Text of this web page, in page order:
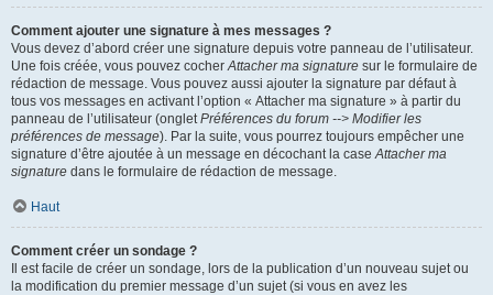
Comment ajouter une signature à mes messages ?
Vous devez d’abord créer une signature depuis votre panneau de l’utilisateur.
Une fois créée, vous pouvez cocherAttacher ma signature sur le formulaire de
rédaction de message. Vous pouvez aussi ajouter la signature par défaut à
tous vos messages en activant l’option « Attacher ma signature » à partir du
panneau de l’utilisateur (ongletPréférences du forum --> Modifier les
préférences de message). Par la suite, vous pourrez toujours empêcher une
signature d’être ajoutée à un message en décochant la caseAttacher ma
signature dans le formulaire de rédaction de message.
Haut
Comment créer un sondage ?
Il est facile de créer un sondage, lors de la publication d’un nouveau sujet ou
la modification du premier message d’un sujet (si vous en avez les